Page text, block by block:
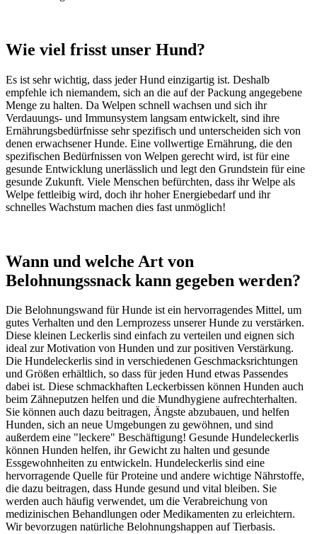
Wie viel frisst unser Hund?
Es ist sehr wichtig, dass jeder Hund einzigartig ist. Deshalb
empfehle ich niemandem, sich an die auf der Packung angegebene
Menge zu halten. Da Welpen schnell wachsen und sich ihr
Verdauungs- und Immunsystem langsam entwickelt, sind ihre
Ernährungsbedürfnisse sehr spezifisch und unterscheiden sich von
denen erwachsener Hunde. Eine vollwertige Ernährung, die den
spezifischen Bedürfnissen von Welpen gerecht wird, ist für eine
gesunde Entwicklung unerlässlich und legt den Grundstein für eine
gesunde Zukunft. Viele Menschen befürchten, dass ihr Welpe als
Welpe fettleibig wird, doch ihr hoher Energiebedarf und ihr
schnelles Wachstum machen dies fast unmöglich!
Wann und welche Art von
Belohnungssnack kann gegeben werden?
Die Belohnungswand für Hunde ist ein hervorragendes Mittel, um
gutes Verhalten und den Lernprozess unserer Hunde zu verstärken.
Diese kleinen Leckerlis sind einfach zu verteilen und eignen sich
ideal zur Motivation von Hunden und zur positiven Verstärkung.
Die Hundeleckerlis sind in verschiedenen Geschmacksrichtungen
und Größen erhältlich, so dass für jeden Hund etwas Passendes
dabei ist. Diese schmackhaften Leckerbissen können Hunden auch
beim Zähneputzen helfen und die Mundhygiene aufrechterhalten.
Sie können auch dazu beitragen, Ängste abzubauen, und helfen
Hunden, sich an neue Umgebungen zu gewöhnen, und sind
außerdem eine "leckere" Beschäftigung! Gesunde Hundeleckerlis
können Hunden helfen, ihr Gewicht zu halten und gesunde
Essgewohnheiten zu entwickeln. Hundeleckerlis sind eine
hervorragende Quelle für Proteine und andere wichtige Nährstoffe,
die dazu beitragen, dass Hunde gesund und vital bleiben. Sie
werden auch häufig verwendet, um die Verabreichung von
medizinischen Behandlungen oder Medikamenten zu erleichtern.
Wir bevorzugen natürliche Belohnungshappen auf Tierbasis.